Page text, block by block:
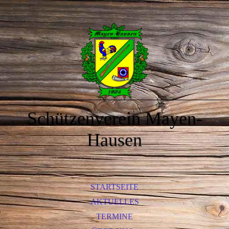
Schützenverein Mayen-
Hausen
STARTSEITE
AKTUELLES
TERMINE